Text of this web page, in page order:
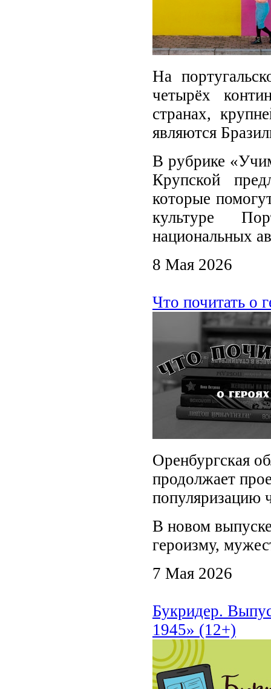
На
четырёх
странах,
являются
В рубрике
Крупской
которые
культуре
национальных
8 Мая 2026
Что почитать о
Оренбургская
продолжает
популяризацию
В новом
героизму,
7 Мая 2026
Букридер.
1945» (12+)